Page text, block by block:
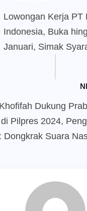
Lowongan Kerja PT
Indonesia, Buka
Januari, Simak
Dukung
Pilpres 2024,
Dongkrak Suara